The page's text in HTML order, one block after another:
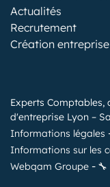
Actualités
Recrutement
Création entreprise
Experts
d'entreprise Lyon –
Informations légales
Informations sur les
Webqam Groupe